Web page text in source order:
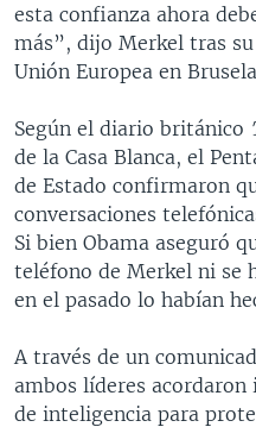
esta confianza ahora
más”, dijo Merkel tras
Unión Europea en
Según el diario británico
de la Casa Blanca, el
de Estado confirmaron
conversaciones
Si bien Obama aseguró
teléfono de Merkel ni se
en el pasado lo habían
A través de un
ambos líderes
de inteligencia para